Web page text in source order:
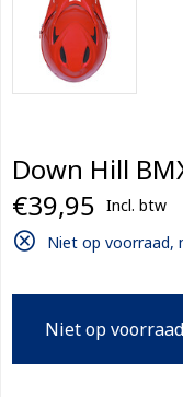
Down Hill
€39,95 Incl. btw
Niet op voorraad,
Niet op